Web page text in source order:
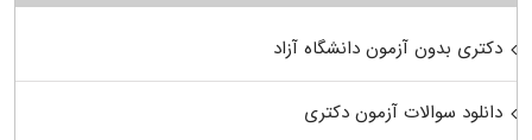
دکتری بدون آزمون دانشگاه آزاد
دانلود سوالات آزمون دکتری